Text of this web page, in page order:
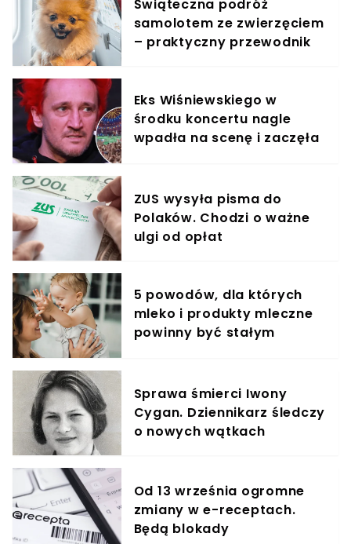
Świąteczna podróż
samolotem ze zwierzęciem
– praktyczny przewodnik
Eks Wiśniewskiego w
środku koncertu nagle
wpadła na scenę i zaczęła
ZUS wysyła pisma do
Polaków. Chodzi o ważne
ulgi od opłat
5 powodów, dla których
mleko i produkty mleczne
powinny być stałym
Sprawa śmierci Iwony
Cygan. Dziennikarz śledczy
o nowych wątkach
Od 13 września ogromne
zmiany w e-receptach.
Będą blokady